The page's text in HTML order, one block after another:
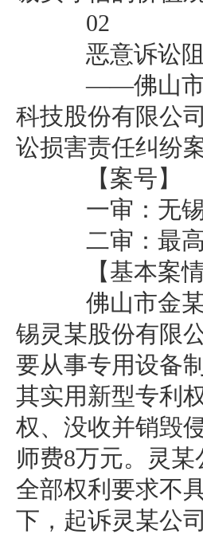
02
恶意诉讼阻
——佛山市金
科技股份有限公
讼损害责任纠纷
【案号】
一审：无锡
二审：最高
【基本案情
佛山市金某
锡灵某股份有限
要从事专用设备
其实用新型专利
权、没收并销毁
师费8万元。灵
全部权利要求不
下，起诉灵某公